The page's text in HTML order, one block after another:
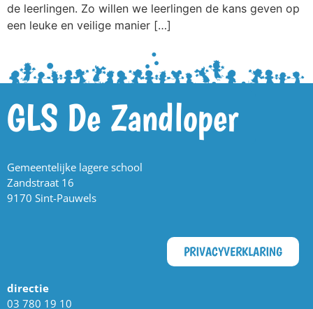
de leerlingen. Zo willen we leerlingen de kans geven op
een leuke en veilige manier […]
GLS De Zandloper
Gemeentelijke lagere school
Zandstraat 16
9170 Sint-Pauwels
PRIVACYVERKLARING
directie
03 780 19 10